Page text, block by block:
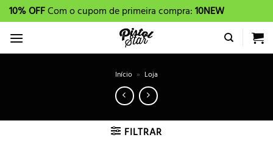
Skip
to
content
10% OFFCom o cupom de primeira compra:10NEW
Início » Loja
FILTRAR